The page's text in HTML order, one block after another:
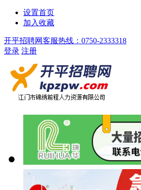
设置首页
加入收藏
开平招聘网客服热线：0750-2333318
登录 注册